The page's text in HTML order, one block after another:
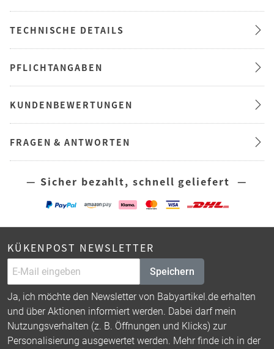
TECHNISCHE DETAILS
PFLICHTANGABEN
KUNDENBEWERTUNGEN
FRAGEN & ANTWORTEN
— Sicher bezahlt, schnell geliefert —
KÜKENPOST NEWSLETTER
Speichern
Ja, ich möchte den Newsletter von Babyartikel.de erhalten
und über Aktionen informiert werden. Dabei darf mein
Nutzungsverhalten (z. B. Öffnungen und Klicks) zur
Personalisierung ausgewertet werden. Mehr finde ich in der